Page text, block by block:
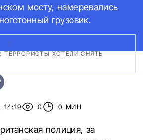
мосту, намеревались
грузовик.
ТЕРРОРИСТЫ ХОТЕЛИ СНЯТЬ
0 0 МИН
полиция, за